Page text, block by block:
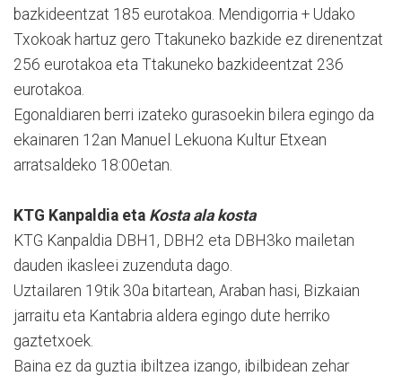
bazkideentzat 185 eurotakoa. Mendigorria + Udako
Txokoak hartuz gero Ttakuneko bazkide ez direnentzat
256 eurotakoa eta Ttakuneko bazkideentzat 236
eurotakoa.
Egonaldiaren berri izateko gurasoekin bilera egingo da
ekainaren 12an Manuel Lekuona Kultur Etxean
arratsaldeko 18:00etan.
KTG Kanpaldia eta Kosta ala kosta
KTG Kanpaldia DBH1, DBH2 eta DBH3ko mailetan
dauden ikasleei zuzenduta dago.
Uztailaren 19tik 30a bitartean, Araban hasi, Bizkaian
jarraitu eta Kantabria aldera egingo dute herriko
gaztetxoek.
Baina ez da guztia ibiltzea izango, ibilbidean zehar